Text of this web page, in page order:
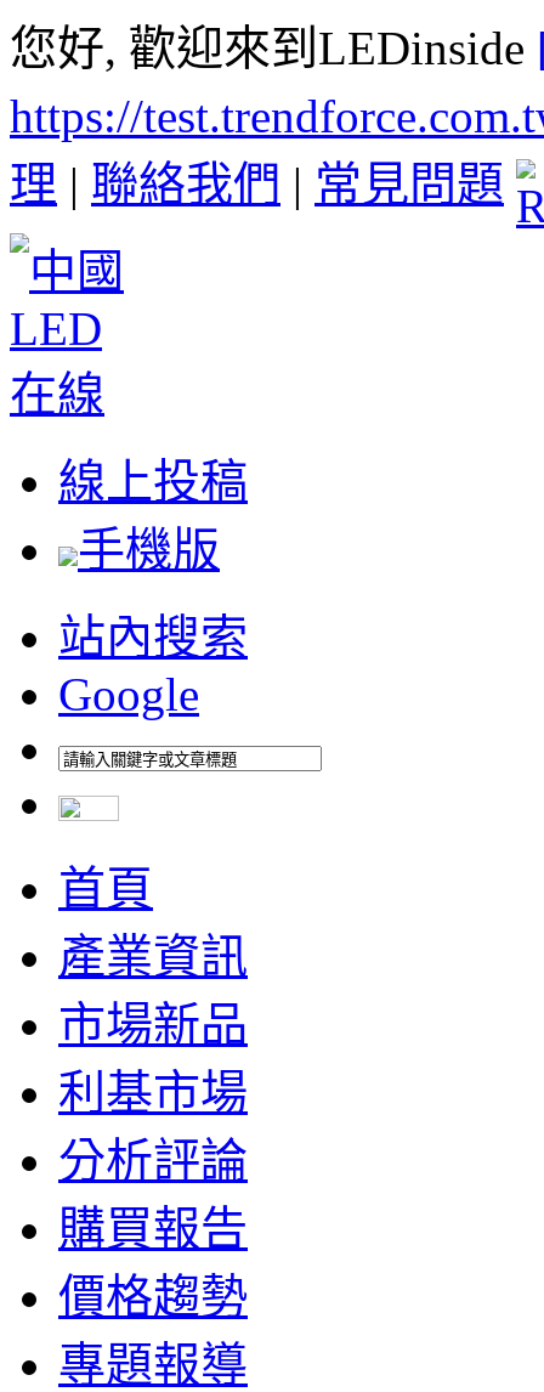
您好, 歡迎來到LEDinside
https://
理 | 聯絡我們 | 常見問題
線上投稿
手機版
站內搜索
Google
首頁
產業資訊
市場新品
利基市場
分析評論
購買報告
價格趨勢
專題報導